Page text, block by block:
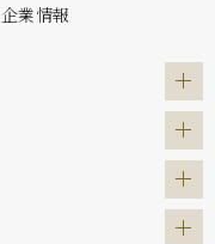
企業情報